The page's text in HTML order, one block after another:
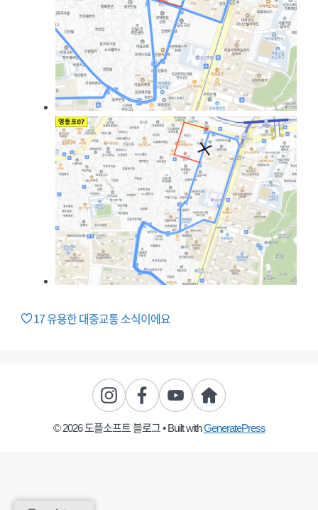
17유용한 대중교통 소식이에요
© 2026 도플소프트 블로그• Built withGeneratePress